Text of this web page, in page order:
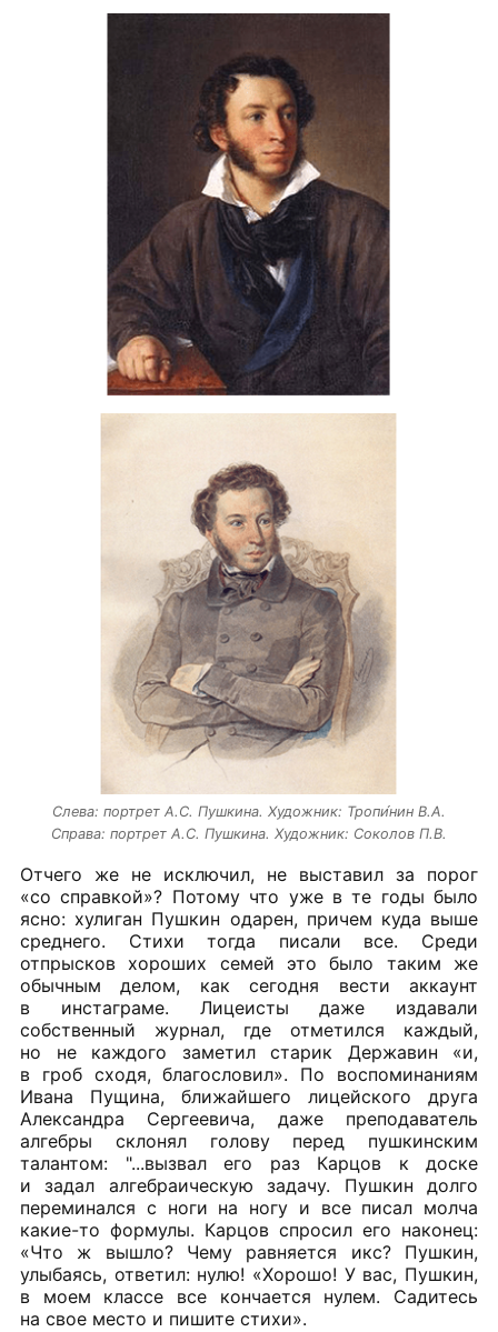
Слева: портрет А.С. Пушкина. Художник: Тропи́нин В.А.
Справа: портрет А.С. Пушкина. Художник: Соколов П.В.
Отчего же не исключил, не выставил за порог
«со справкой»? Потому что уже в те годы было
ясно: хулиган Пушкин одарен, причем куда выше
среднего. Стихи тогда писали все. Среди
отпрысков хороших семей это было таким же
обычным делом, как сегодня вести аккаунт
в инстаграме. Лицеисты даже издавали
собственный журнал, где отметился каждый,
но не каждого заметил старик Державин «и,
в гроб сходя, благословил». По воспоминаниям
Ивана Пущина, ближайшего лицейского друга
Александра Сергеевича, даже преподаватель
алгебры склонял голову перед пушкинским
талантом: "...вызвал его раз Карцов к доске
и задал алгебраическую задачу. Пушкин долго
переминался с ноги на ногу и все писал молча
какие-то формулы. Карцов спросил его наконец:
«Что ж вышло? Чему равняется икс? Пушкин,
улыбаясь, ответил: нулю! «Хорошо! У вас, Пушкин,
в моем классе все кончается нулем. Садитесь
на свое место и пишите стихи».